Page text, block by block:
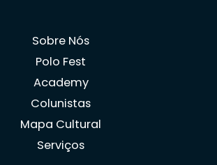
Sobre Nós
Polo Fest
Academy
Colunistas
Mapa Cultural
Serviços